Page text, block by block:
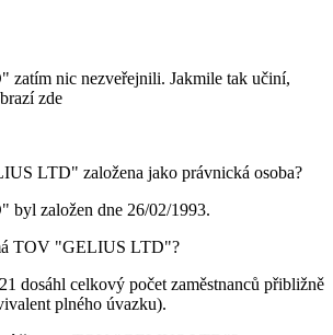
zatím nic nezveřejnili. Jakmile tak učiní,
zde
LTD" založena jako právnická osoba?
založen dne 26/02/1993.
TOV "GELIUS LTD"?
dosáhl celkový počet zaměstnanců přibližně
plného úvazku).